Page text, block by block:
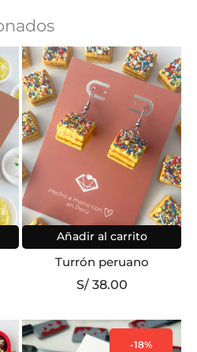
Añadir al carrito
Turrón peruano
S/38.00
-18%